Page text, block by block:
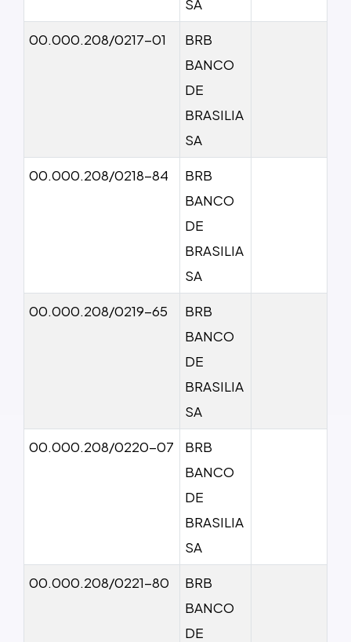
SA
00.000.208/0217-01
BRB
BANCO
DE
BRASILIA
SA
00.000.208/0218-84
BRB
BANCO
DE
BRASILIA
SA
00.000.208/0219-65
BRB
BANCO
DE
BRASILIA
SA
00.000.208/0220-07
BRB
BANCO
DE
BRASILIA
SA
00.000.208/0221-80
BRB
BANCO
DE